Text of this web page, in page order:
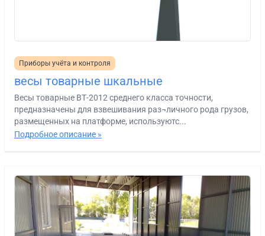
Приборы учёта и контроля
весы товарные шкальные
Весы товарные ВТ-2012 среднего класса точности,
предназначены для взвешивания раз¬личного рода грузов,
размещенных на платформе, используютс...
Подробное описание »